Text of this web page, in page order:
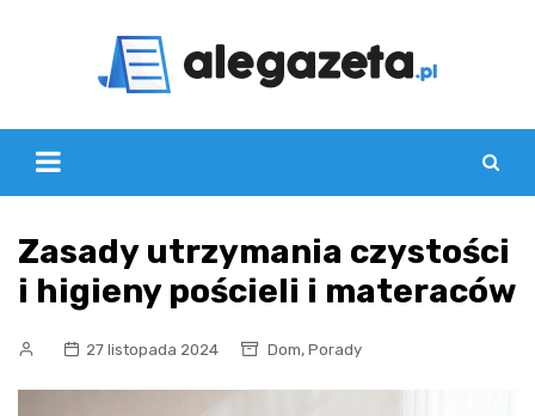
Zasady utrzymania czystości
i higieny pościeli i materaców
27 listopada 2024 Dom, Porady